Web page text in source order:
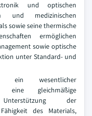
und optischen
und medizinischen
sowie seine thermische
ermöglichen
sowie optische
unter Standard- und
ein wesentlicher
eine gleichmäßige
der
des Materials,